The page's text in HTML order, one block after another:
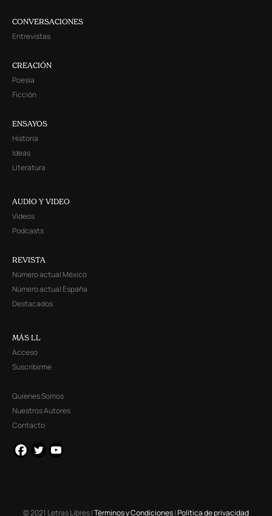
CONVERSACIONES
Entrevistas
CREACIÓN
Poesía
Ficción
ENSAYOS
Historia
Ideas
Literatura
AUDIO Y VIDEO
Videos
Podcasts
REVISTA
Número actual México
Número actual España
Destacados
MÁS LL
Acceso
Suscribirme
Quienes Somos
Nuestros Autores
Contacto
© 2021 Letras Libres |Términos y Condiciones|Política de privacidad